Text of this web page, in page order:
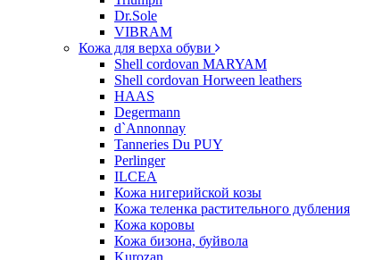
Dr.Sole
VIBRAM
Кожа для верха обуви
Shell cordovan MARYAM
Shell cordovan Horween leathers
HAAS
Degermann
d`Annonnay
Tanneries Du PUY
Perlinger
ILCEA
Кожа нигерийской козы
Кожа теленка растительного дубления
Кожа коровы
Кожа бизона, буйвола
Kurozan